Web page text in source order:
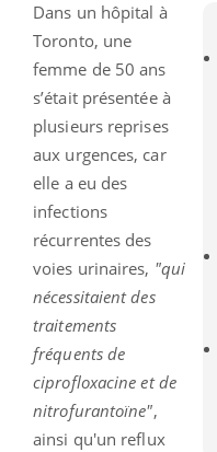
Dans un hôpital à
Toronto, une
femme de 50 ans
s’était présentée à
plusieurs reprises
aux urgences, car
elle a eu des
infections
récurrentes des
voies urinaires, "qui
nécessitaient des
traitements
fréquents de
ciprofloxacine et de
nitrofurantoïne",
ainsi qu'un reflux